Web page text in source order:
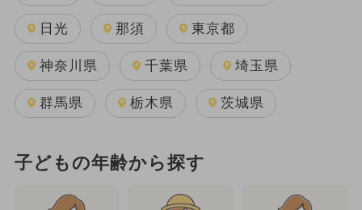
日光 那須 東京都
神奈川県 千葉県 埼玉県
群馬県 栃木県 茨城県
子どもの年齢から探す